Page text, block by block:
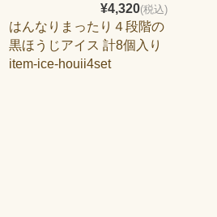
¥4,320(税込)
はんなりまったり４段階の
黒ほうじアイス 計8個入り
item-ice-houji4set